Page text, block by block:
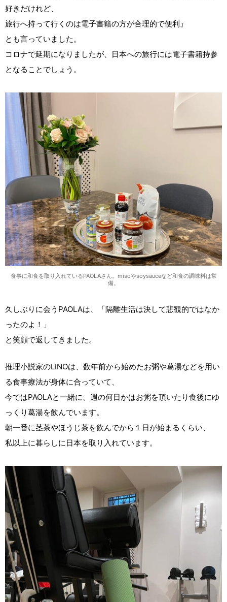
好きだけれど、
旅行へ持って行くのは電子書籍の方が合理的で便利』
とも言っていました。
コロナで延期になりましたが、日本への旅行には電子書籍持参
となることでしょう。
食事に和食を取り入れているPAOLAさん。misoやsoysauceなど和食の調味料は常
備。
久しぶりに会うPAOLAは、「隔離生活は決して悲観的ではなか
ったのよ！」
と笑顔で返してきました。
推理小説家のLINOは、数年前から始めたお粥や葛湯などを用い
る食事療法が身体に合っていて、
今ではPAOLAと一緒に、週の何日かはお粥を頂いたり食後にゆ
っくり葛湯を飲んでいます。
朝一番に茎茶やほうじ茶を飲んでから１日が始まるくらい、
私以上に暮らしに日本を取り入れています。